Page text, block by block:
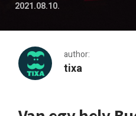
2021.08.10.
author:
tixa